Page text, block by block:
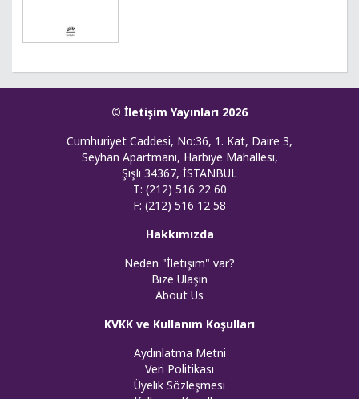
© İletişim Yayınları 2026
Cumhuriyet Caddesi, No:36, 1. Kat, Daire 3,
Seyhan Apartmanı, Harbiye Mahallesi,
Şişli 34367, İSTANBUL
T: (212) 516 22 60
F: (212) 516 12 58
Hakkımızda
Neden "İletişim" var?
Bize Ulaşın
About Us
KVKK ve Kullanım Koşulları
Aydınlatma Metni
Veri Politikası
Üyelik Sözleşmesi